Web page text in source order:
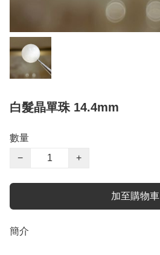
白髮晶單珠 14.4mm
數量
−
+
加至購物車
簡介